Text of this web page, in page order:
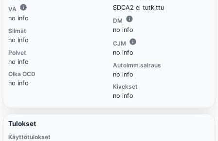
VA
no info
Silmät
no info
Polvet
no info
Olka OCD
no info
SDCA2 ei tutkittu
DM
no info
CJM
no info
Autoimm.sairaus
no info
Kivekset
no info
Tulokset
Käyttötulokset